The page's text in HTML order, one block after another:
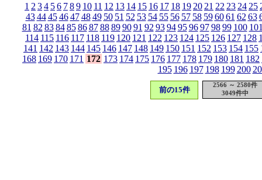
1 2 34 56 789 10 11 12 13 14 15 16 17 18 19 20 21 22 23 24 25
43 44 45 46 47 48 49 50 51 52 53 54 55 56 57 58 59 60 61 62 63
81 82 83 84 85 86 87 88 89 90 91 92 93 94 95 96 97 98 99 100
114 115 116 117 118 119 120 121 122 123 124 125 126 127 128
141 142 143 144 145 146 147 148 149 150 151 152 153 154 155
168 169 170 171 172 173 174 175 176 177 178 179 180 181 182
195 196 197 198 199 200
前の15件
2566 ～ 2580件
3049件中